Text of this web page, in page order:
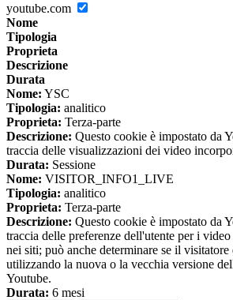
youtube.com
Nome
Tipologia
Proprieta
Descrizione
Durata
Nome: YSC
Tipologia: analitico
Proprieta: Terza-parte
Descrizione: Questo cookie è impostato da
traccia delle visualizzazioni dei video
Durata: Sessione
Nome: VISITOR_INFO1_LIVE
Tipologia: analitico
Proprieta: Terza-parte
Descrizione: Questo cookie è impostato da
traccia delle preferenze dell'utente per i
nei siti; può anche determinare se il visitatore
utilizzando la nuova o la vecchia versione
Youtube.
Durata: 6 mesi